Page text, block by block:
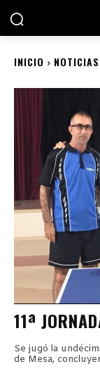
INICIO NOTICIAS
11ª
Se jugó la
de Mesa,